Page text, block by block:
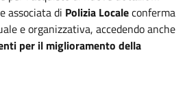
associata di Polizia Localeconferma
e organizzativa, accedendo anche
per il miglioramento della